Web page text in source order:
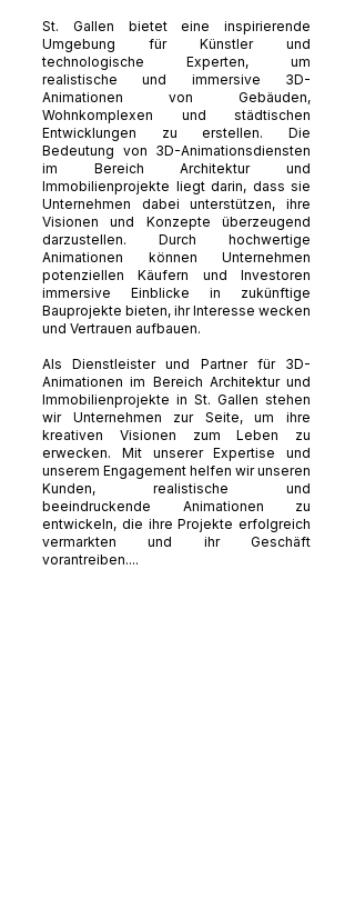
St. Gallen bietet eine inspirierende
Umgebung für Künstler und
technologische Experten, um
realistische und immersive 3D-
Animationen von Gebäuden,
Wohnkomplexen und städtischen
Entwicklungen zu erstellen. Die
Bedeutung von 3D-Animationsdiensten
im Bereich Architektur und
Immobilienprojekte liegt darin, dass sie
Unternehmen dabei unterstützen, ihre
Visionen und Konzepte überzeugend
darzustellen. Durch hochwertige
Animationen können Unternehmen
potenziellen Käufern und Investoren
immersive Einblicke in zukünftige
Bauprojekte bieten, ihr Interesse wecken
und Vertrauen aufbauen.
Als Dienstleister und Partner für 3D-
Animationen im Bereich Architektur und
Immobilienprojekte in St. Gallen stehen
wir Unternehmen zur Seite, um ihre
kreativen Visionen zum Leben zu
erwecken. Mit unserer Expertise und
unserem Engagement helfen wir unseren
Kunden, realistische und
beeindruckende Animationen zu
entwickeln, die ihre Projekte erfolgreich
vermarkten und ihr Geschäft
vorantreiben....